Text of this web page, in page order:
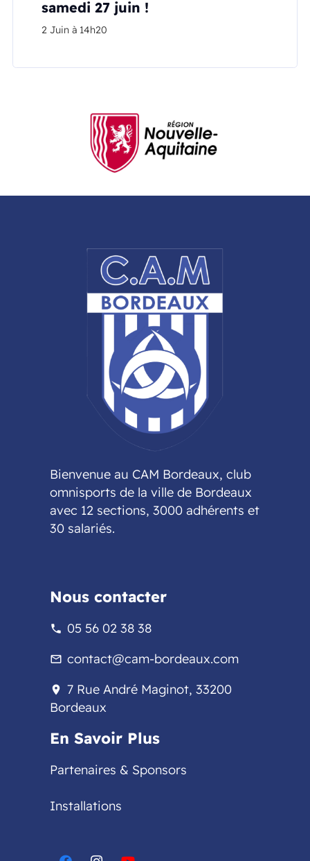
samedi 27 juin !
2 Juin à 14h20
Bienvenue au CAM Bordeaux, club
omnisports de la ville de Bordeaux
avec 12 sections, 3000 adhérents et
30 salariés.
Nous contacter
phone 05 56 02 38 38
mail_outline contact@cam-bordeaux.com
location_on 7 Rue André Maginot, 33200
Bordeaux
En Savoir Plus
Partenaires & Sponsors
Installations